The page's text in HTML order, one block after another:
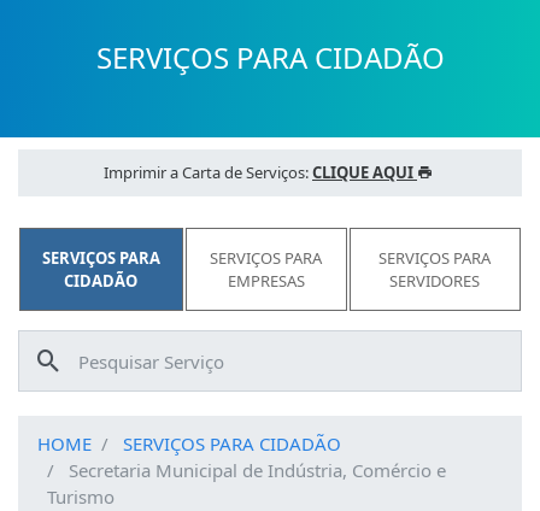
SERVIÇOS PARA CIDADÃO
Imprimir a Carta de Serviços:CLIQUE AQUI
SERVIÇOS PARA
CIDADÃO
SERVIÇOS PARA
EMPRESAS
SERVIÇOS PARA
SERVIDORES
HOME
SERVIÇOS PARA CIDADÃO
Secretaria Municipal de Indústria, Comércio e
Turismo